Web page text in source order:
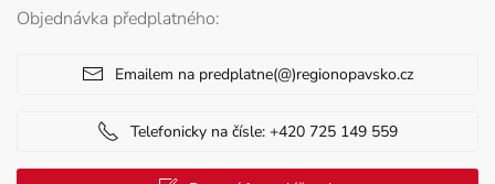
Objednávka předplatného:
Emailem na predplatne(@)regionopavsko.cz
Telefonicky na čísle: +420 725 149 559